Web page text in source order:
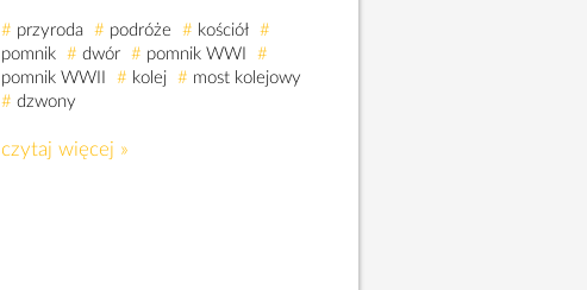
# przyroda # podróże # kościół #
pomnik # dwór # pomnik WWI
#
pomnik WWII
# kolej # most kolejowy
# dzwony
czytaj więcej »